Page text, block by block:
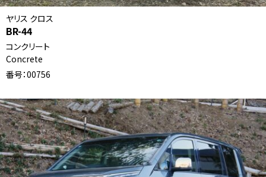
ヤリス クロス
BR-44
コンクリート
Concrete
番号：00756